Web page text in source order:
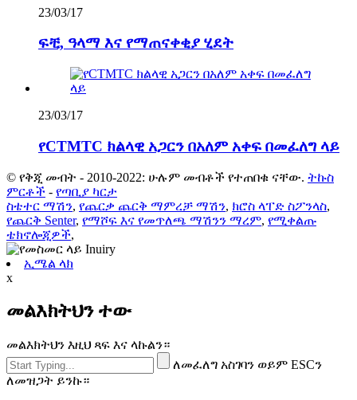
23/03/17
ፍቺ, ዓላማ እና የማጠናቀቂያ ሂደት
23/03/17
የCTMTC ክልላዊ አጋርን በአለም አቀፍ በመፈለግ ላይ
© የቅጂ መብት - 2010-2022: ሁሉም መብቶች የተጠበቁ ናቸው. ትኩስ
ምርቶች - የጣቢያ ካርታ
ስቴተር ማሽን, የጨርቃ ጨርቅ ማምረቻ ማሽን, ክሮስ ላፐድ ስፖንላስ,
የጨርቅ Senter, የማሾፍ እና የመጥለጫ ማሽንን ማረም, የሚቀልጡ
ቴክኖሎጂዎች,
ኢሜል ላክ
x
መልእክትህን ተው
መልእክትህን እዚህ ጻፍ እና ላኩልን።
ለመፈለግ አስገባን ወይም ESCን
ለመዝጋት ይንኩ።